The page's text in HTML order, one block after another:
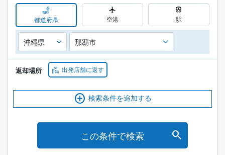
都道府県 空港 駅
返却場所 出発店舗に返す
検索条件を追加する
この条件で検索